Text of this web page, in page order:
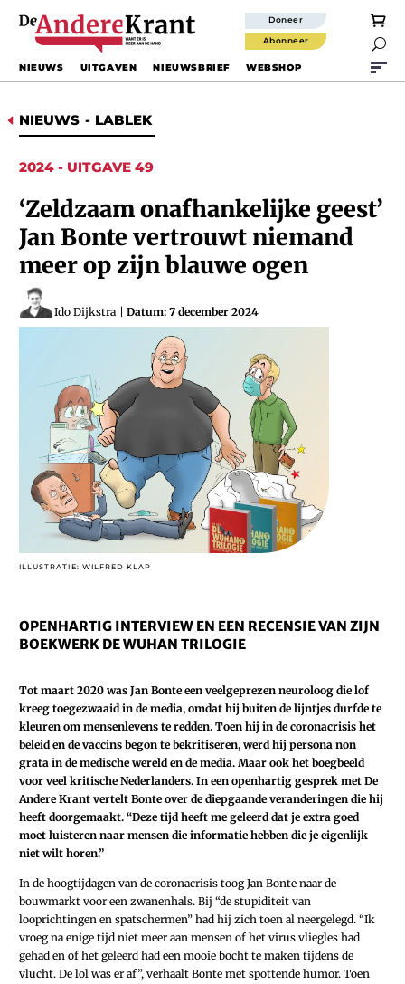
Doneer
Abonneer 
NIEUWS UITGAVEN NIEUWSBRIEF WEBSHOP
D NIEUWS - LABLEK
2024 - UITGAVE 49
‘Zeldzaam onafhankelijke geest’
Jan Bonte vertrouwt niemand
meer op zijn blauwe ogen
Ido Dijkstra Datum: 7 december 2024
ILLUSTRATIE: WILFRED KLAP
OPENHARTIG INTERVIEW EN EEN RECENSIE VAN ZIJN
BOEKWERK DE WUHAN TRILOGIE
Tot maart 2020 was Jan Bonte een veelgeprezen neuroloog die lof
kreeg toegezwaaid in de media, omdat hij buiten de lijntjes durfde te
kleuren om mensenlevens te redden. Toen hij in de coronacrisis het
beleid en de vaccins begon te bekritiseren, werd hij persona non
grata in de medische wereld en de media. Maar ook het boegbeeld
voor veel kritische Nederlanders. In een openhartig gesprek met De
Andere Krant vertelt Bonte over de diepgaande veranderingen die hij
heeft doorgemaakt. “Deze tijd heeft me geleerd dat je extra goed
moet luisteren naar mensen die informatie hebben die je eigenlijk
niet wilt horen.”
In de hoogtijdagen van de coronacrisis toog Jan Bonte naar de
bouwmarkt voor een zwanenhals. Bij “de stupiditeit van
looprichtingen en spatschermen” had hij zich toen al neergelegd. “Ik
vroeg na enige tijd niet meer aan mensen of het virus vliegles had
gehad en of het geleerd had een mooie bocht te maken tijdens de
vlucht. De lol was er af”, verhaalt Bonte met spottende humor. Toen